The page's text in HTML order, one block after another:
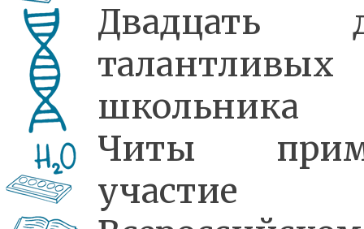
Двадцать
талантливых
школьника
Читы
участие